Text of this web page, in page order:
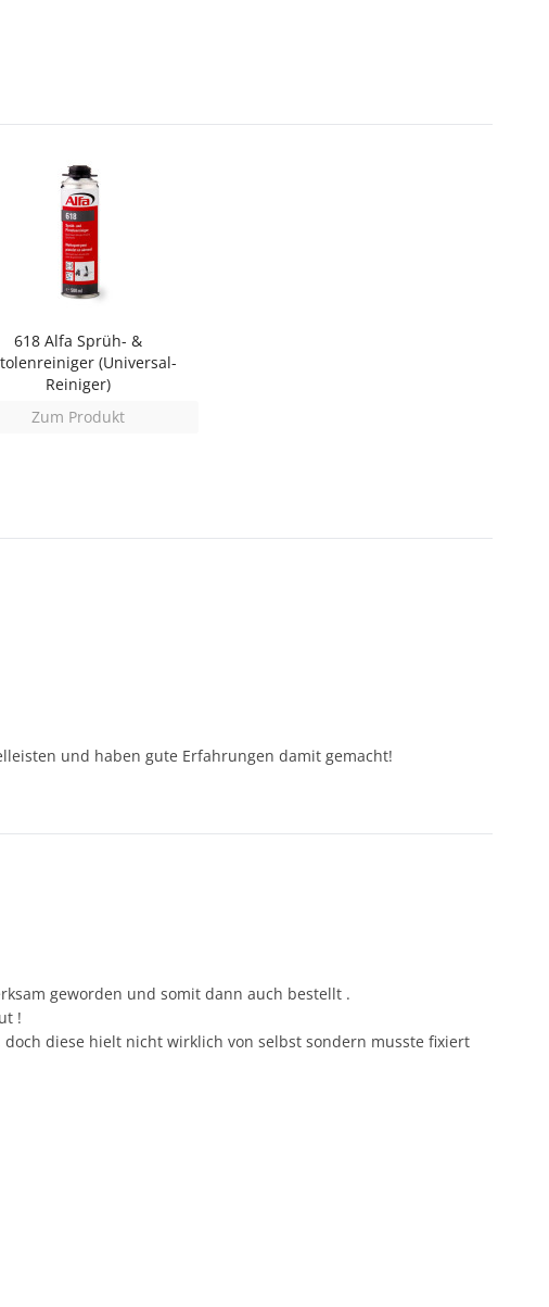
618 Alfa Sprüh- &
(Universal-
Reiniger)
Zum Produkt
und haben gute Erfahrungen damit gemacht!
geworden und somit dann auch bestellt .
!
diese hielt nicht wirklich von selbst sondern musste fixiert